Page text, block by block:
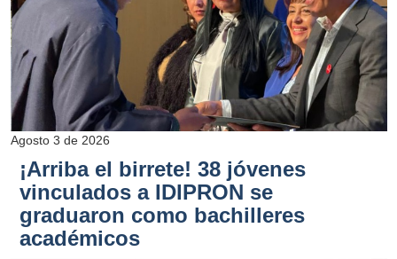
Agosto 3 de 2026
¡Arriba el birrete! 38 jóvenes
vinculados a IDIPRON se
graduaron como bachilleres
académicos